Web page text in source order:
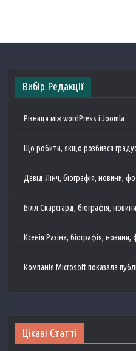
Вибір Редакції
Різниця між wordPress і Joomla
Що робити, якщо розбився
Девід Лінч, біографія, новини,
Білл Скарсгард, біографія,
Ксенія Разіна, біографія, новини,
Компанія Microsoft показала
Цікаві Статті